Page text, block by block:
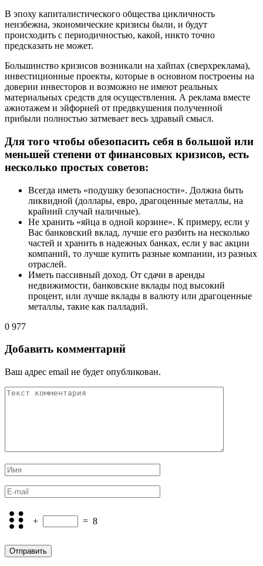
В эпоху капиталистического общества цикличность
неизбежна, экономические кризисы были, и будут
происходить с периодичностью, какой, никто точно
предсказать не может.
Большинство кризисов возникали на хайпах (сверхреклама),
инвестиционные проекты, которые в основном построены на
доверии инвесторов и возможно не имеют реальных
материальных средств для осуществления. А реклама вместе
ажиотажем и эйфорией от предвкушения полученной
прибыли полностью затмевает весь здравый смысл.
Для того чтобы обезопасить себя в большой или
меньшей степени от финансовых кризисов, есть
несколько простых советов:
Всегда иметь «подушку безопасности». Должна быть
ликвидной (доллары, евро, драгоценные металлы, на
крайний случай наличные).
Не хранить «яйца в одной корзине». К примеру, если у
Вас банковский вклад, лучше его разбить на несколько
частей и хранить в надежных банках, если у вас акции
компаний, то лучше купить разные компании, из разных
отраслей.
Иметь пассивный доход. От сдачи в аренды
недвижимости, банковские вклады под высокий
процент, или лучше вклады в валюту или драгоценные
металлы, такие как палладий.
0 977
Добавить комментарий
Ваш адрес email не будет опубликован.
+ = 8